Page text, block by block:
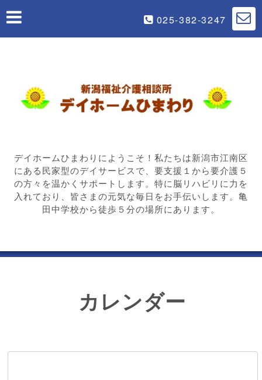
025-382-3247
デイホームひまわりにようこそ！私たちは新潟市江南区
にある民家型のデイサービスで、要支援１から要介護５
の方々を温かくサポートします。特に脳リハビリに力を
入れており、皆さまの元気な毎日をお手伝いします。亀
田中学校から徒歩５分の場所にあります。
カレンダー